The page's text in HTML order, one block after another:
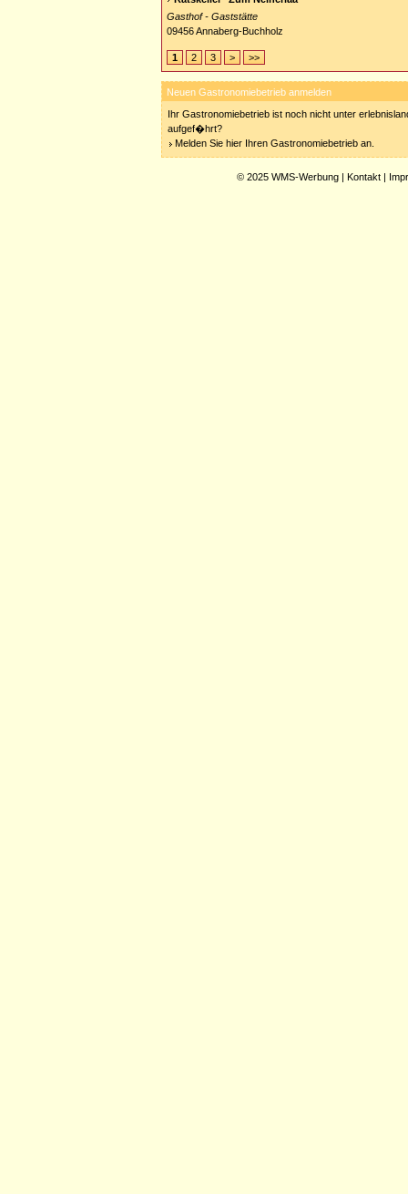
Gasthof - Gaststätte
09456 Annaberg-Buchholz
1 2 3 > >>
Neuen Gastronomiebetrieb anmelden
Ihr Gastronomiebetrieb ist noch nicht unter
aufgef�hrt?
Melden Sie hier Ihren Gastronomiebetrieb an.
© 2025 WMS-Werbung | Kontakt |